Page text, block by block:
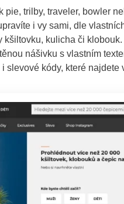
trilby, traveler, bowler
i vy sami, dle
kulicha či
nášivku s vlastním
kódy, které najdete